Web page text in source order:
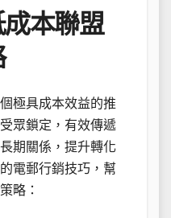
本聯盟
極具成本效益的推
眾鎖定，有效傳遞
期關係，提升轉化
電郵行銷技巧，幫
略：